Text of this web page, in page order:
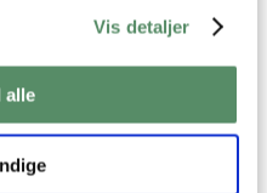
Vis detaljer
alle
VILD med pitabrød, og jeg
Brandt